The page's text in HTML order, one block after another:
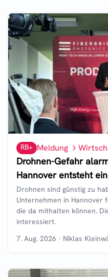
RB+ Meldung
Drohnen-Gefahr
Hannover entsteht
Drohnen sind günstig zu
Unternehmen in Hannover
die da mithalten können.
interessiert.
7. Aug. 2026 · Niklas